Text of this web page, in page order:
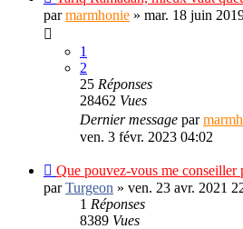
parmarmhonie » mar. 18 juin
1
2
25 Réponses
28462 Vues
Dernier message par
ven. 3 févr. 2023 04:02
Que pouvez-vous me conseiller
parTurgeon » ven. 23 avr. 2021
1 Réponses
8389 Vues